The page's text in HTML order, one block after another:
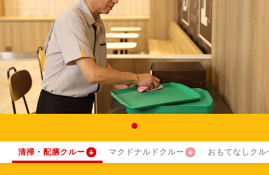
清掃・配膳クルー マクドナルドクルー おもてなしクル